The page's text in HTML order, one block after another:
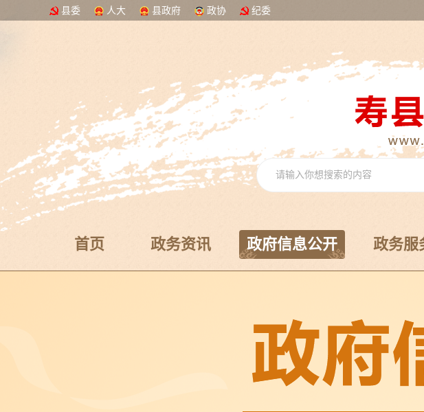
县委 人大 县政府 政协 纪委
首页 政务资讯 政府信息公开 政务服